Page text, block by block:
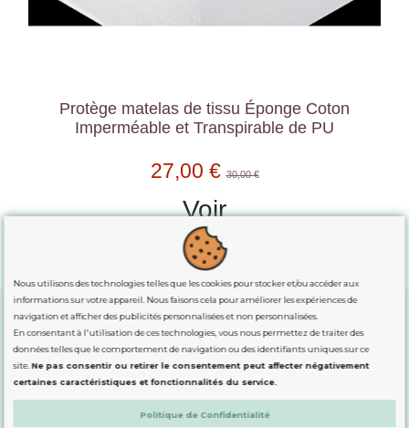
Protège matelas de tissu Éponge Coton
Imperméable et Transpirable de PU
27,00 €30,00 €
Voir
GUIDE DES TAILLES
INFORMATION
Nous utilisons des technologies telles que les cookies pour stocker et/ou accéder aux
informations sur votre appareil. Nous faisons cela pour améliorer les expériences de
navigation et afficher des publicités personnalisées et non personnalisées.
En consentant à l'utilisation de ces technologies, vous nous permettez de traiter des
données telles que le comportement de navigation ou des identifiants uniques sur ce
site.Ne pas consentir ou retirer le consentement peut affecter négativement
certaines caractéristiques et fonctionnalités du service.
Politique de Confidentialité